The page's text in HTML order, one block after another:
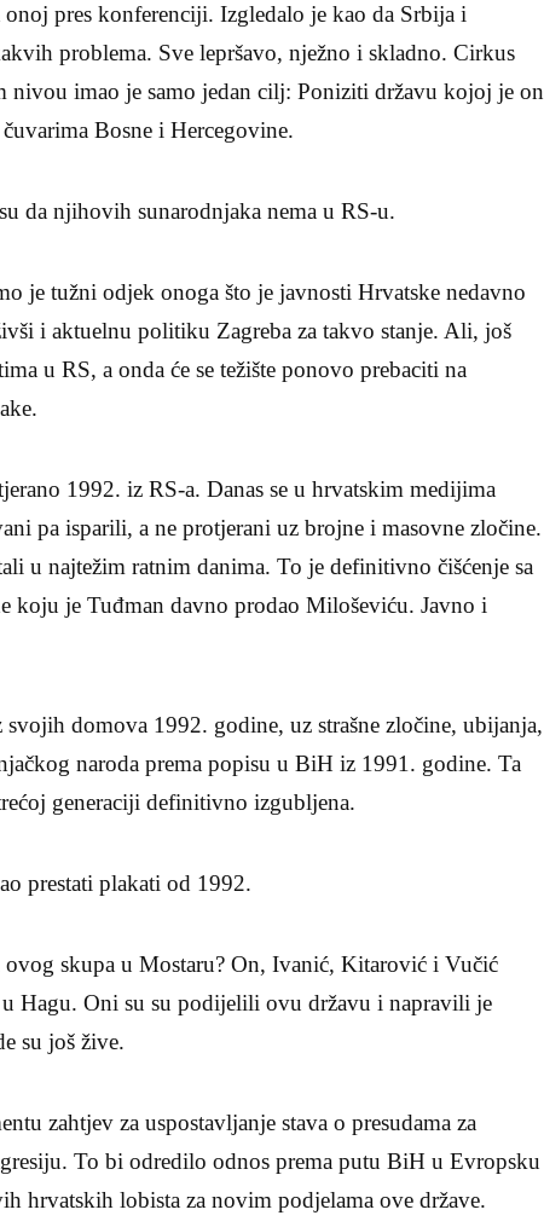
pres konferenciji. Izgledalo je kao da Srbija i
problema. Sve lepršavo, nježno i skladno. Cirkus
imao je samo jedan cilj: Poniziti državu kojoj je on
Bosne i Hercegovine.
da njihovih sunarodnjaka nema u RS-u.
je tužni odjek onoga što je javnosti Hrvatske nedavno
i aktuelnu politiku Zagreba za takvo stanje. Ali, još
u RS, a onda će se težište ponovo prebaciti na
1992. iz RS-a. Danas se u hrvatskim medijima
pa isparili, a ne protjerani uz brojne i masovne zločine.
u najtežim ratnim danima. To je definitivno čišćenje sa
koju je Tuđman davno prodao Miloševiću. Javno i
domova 1992. godine, uz strašne zločine, ubijanja,
naroda prema popisu u BiH iz 1991. godine. Ta
generaciji definitivno izgubljena.
prestati plakati od 1992.
skupa u Mostaru? On, Ivanić, Kitarović i Vučić
u Hagu. Oni su su podijelili ovu državu i napravili je
su još žive.
zahtjev za uspostavljanje stava o presudama za
To bi odredilo odnos prema putu BiH u Evropsku
hrvatskih lobista za novim podjelama ove države.